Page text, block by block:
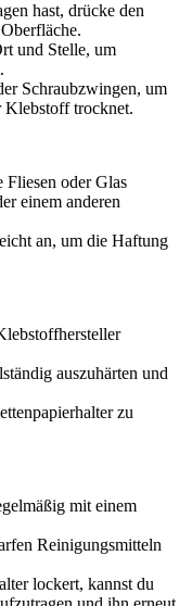
hast, drücke den
und Stelle, um
Schraubzwingen, um
Klebstoff trocknet.
Fliesen oder Glas
einem anderen
an, um die Haftung
auszuhärten und
zu
mit einem
Reinigungsmitteln
lockert, kannst du